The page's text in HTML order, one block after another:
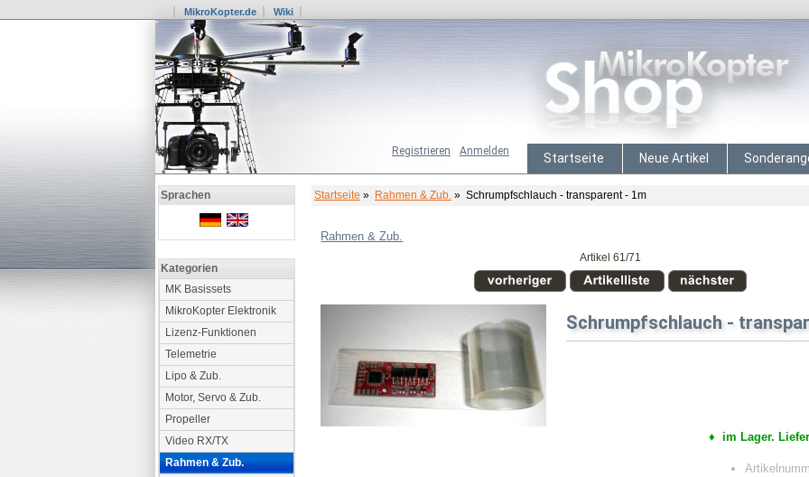
MikroKopter.de Wiki
Startseite Neue Artikel
Anmelden
Registrieren
Sprachen
Kategorien
MK Basissets
MikroKopter Elektronik
Lizenz-Funktionen
Telemetrie
Lipo & Zub.
Motor, Servo & Zub.
Propeller
Video RX/TX
Rahmen & Zub.
Startseite » Rahmen & Zub. » Schrumpfschlauch - transparent - 1m
Rahmen & Zub.
Artikel 61/71
Schrumpfschlauch -
♦ im Lager.